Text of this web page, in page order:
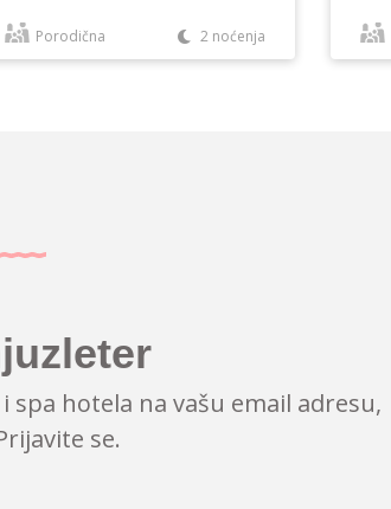
Porodična 2 noćenja
hotela na vašu email adresu,
se.